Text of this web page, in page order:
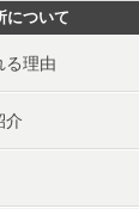
について
る理由
介